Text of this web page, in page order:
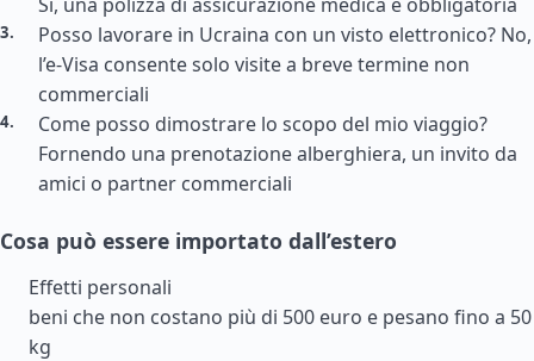
Posso lavorare in Ucraina con un visto elettronico? No,
l’e-Visa consente solo visite a breve termine non
commerciali
Come posso dimostrare lo scopo del mio viaggio?
Fornendo una prenotazione alberghiera, un invito da
amici o partner commerciali
Cosa può essere importato dall’estero
Effetti personali
beni che non costano più di 500 euro e pesano fino a 50
kg